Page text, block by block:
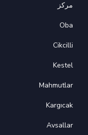
مركز
Oba
Cikcilli
Kestel
Mahmutlar
Kargıcak
Avsallar